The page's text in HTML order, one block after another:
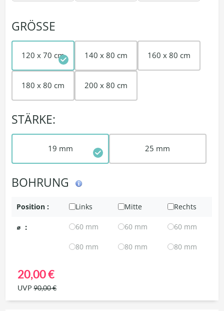
GRÖSSE
120 x 70 cm 140 x 80 cm 160 x 80 cm
180 x 80 cm 200 x 80 cm
STÄRKE:
19 mm 25 mm
BOHRUNG
Position : Links Mitte Rechts
⌀ : 60 mm 60 mm 60 mm
80 mm 80 mm 80 mm
20,00 €
UVP90,00 €